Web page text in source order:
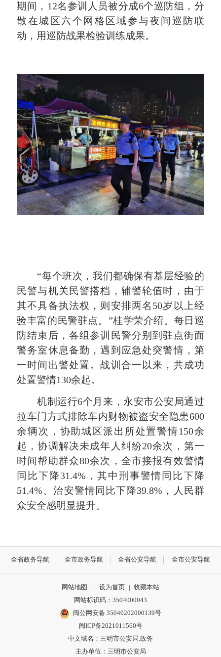
期间，12名参训人员被分成6个巡防组，分
散在城区六个网格区域参与夜间巡防联
动，用巡防战果检验训练成果。
“每个班次 ，我们都确保有基层经验的
民警与机关民警搭档，辅警轮值时，由于
其不具备执法权，则安排两名50岁以上经
验丰富的民警驻点。 ”桂学荣介绍。 每日巡
防结束后，各组参训民警分别到驻点街面
警务室休息备勤，遇到应急处突警情，第
一时间出警处置。战训合一以来，共成功
处置警情130余起。
机制运行6个月来，永安市公安局通过
拉车门方式排除车内财物被盗安全隐患600
余辆次，协助城区派出所处置警情150余
起，协调解决未成年人纠纷20余次，第一
时间帮助群众80余次，全市接报有效警情
同比下降31.4%，其中刑事警情同比下降
51.4%、治安警情同比下降39.8%，人民群
众安全感明显提升。
全省政务导航 全市政务导航 全省公安导航 全市公安导航
网站地图 | 设为首页 | 收藏本站
网站标识码：3504000043
闽公网安备 35040202000139号
闽ICP备2021011560号
中文域名：三明市公安局.政务
主办单位：三明市公安局